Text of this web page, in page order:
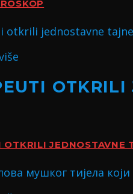
OTKRILI
OTKRILI JEDNOSTAVNE